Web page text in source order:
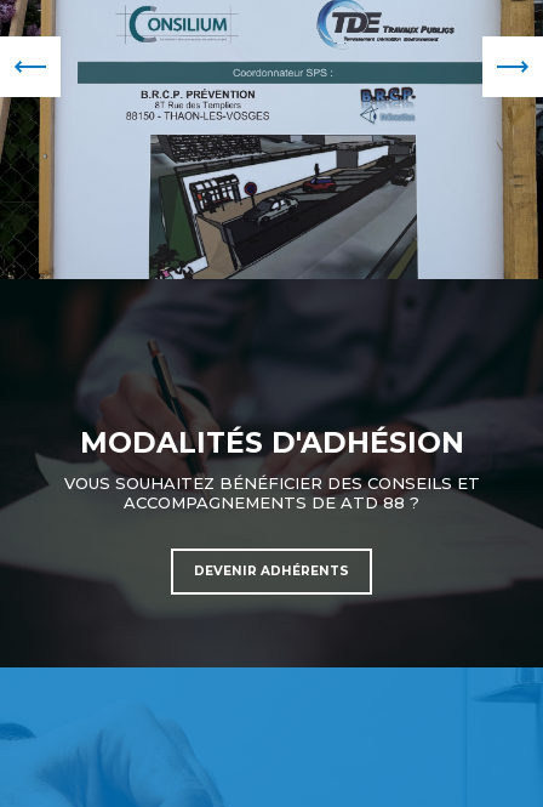
MODALITÉS D'ADHÉSION
VOUS SOUHAITEZ BÉNÉFICIER DES CONSEILS ET
ACCOMPAGNEMENTS DE ATD 88 ?
DEVENIR ADHÉRENTS